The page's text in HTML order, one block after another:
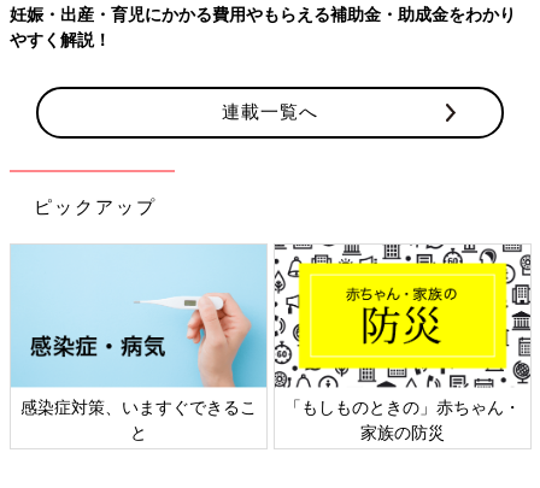
成金をわかり 【ワクチン接種できるものも】妊婦の感染症対策
連載一覧へ
ピックアップ
ときの」赤ちゃん・
日本外来小児科学会リーフレッ
六星占術